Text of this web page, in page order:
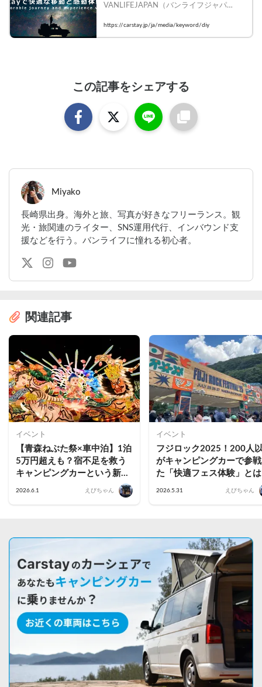
VANLIFEJAPAN（バンライフジャパ
する情報や、バンライフを実践している
人に出会えるウェブメディアです。
https://carstay.jp/ja/media/keyword/diy
この記事をシェアする
Miyako
長崎県出身。海外と旅、写真が好きなフリーランス。観
光・旅関連のライター、SNS運用代行、インバウンド支
援などを行う。バンライフに憧れる初心者。
関連記事
イベント
【青森ねぶた祭×車中泊】1泊
5万円超えも？宿不足を救う
キャンピングカーという新提
案。青森出身者が厳選するお
2026.6.1 えびちゃん
イベント
フジロック2025！200人
がキャンピングカーで参
た「快適フェス体験」と
2026.5.31 えびちゃん